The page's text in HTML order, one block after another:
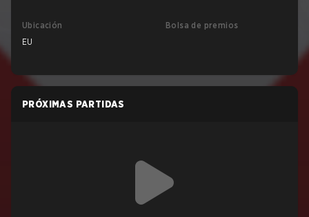
Ubicación
EU
Bolsa de premios
PRÓXIMAS PARTIDAS